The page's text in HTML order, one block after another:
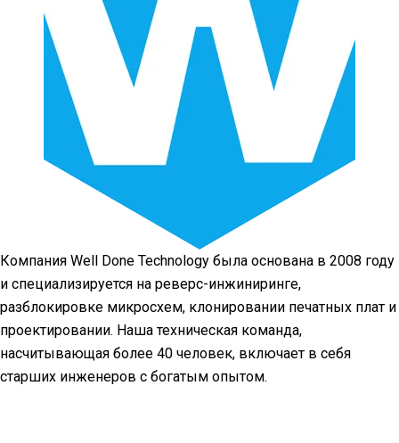
Компания Well Done Technology была основана в 2008 году
и специализируется на реверс-инжиниринге,
разблокировке микросхем, клонировании печатных плат и
проектировании. Наша техническая команда,
насчитывающая более 40 человек, включает в себя
старших инженеров с богатым опытом.